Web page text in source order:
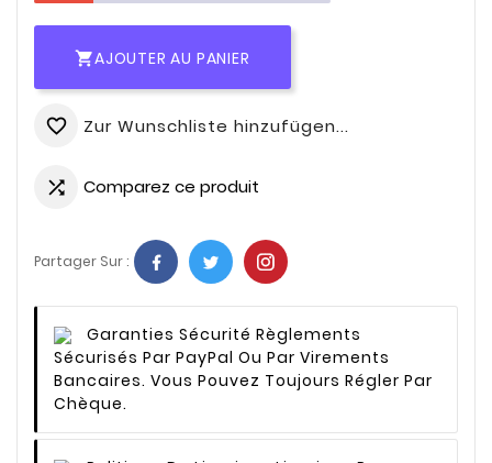
AJOUTER AU PANIER
favorite_border Zur Wunschliste hinzufügen...
 Comparez ce produit
Partager Sur :
Garanties Sécurité Règlements
Sécurisés Par PayPal Ou Par Virements
Bancaires. Vous Pouvez Toujours Régler Par
Chèque.